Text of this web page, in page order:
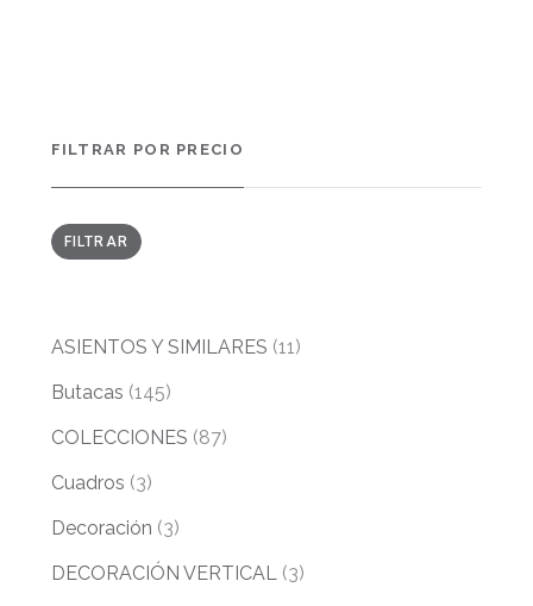
FILTRAR POR PRECIO
PRECIO
MÍNIMO
PRECIO
MÁXIMO
FILTRAR
ASIENTOS Y SIMILARES (11)
Butacas (145)
COLECCIONES (87)
Cuadros (3)
Decoración (3)
DECORACIÓN VERTICAL (3)